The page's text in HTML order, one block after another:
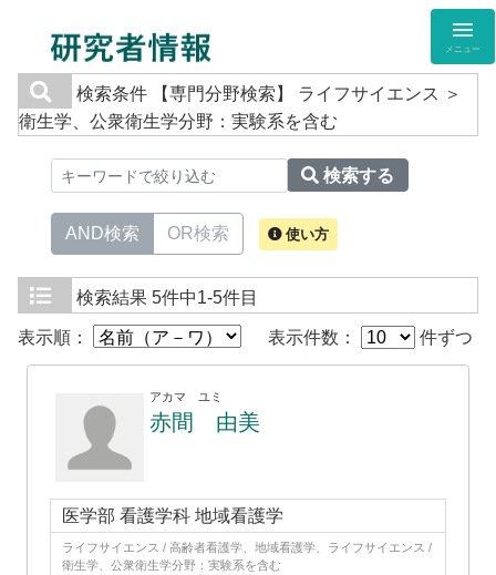
メニュー
検索条件
【専門分野検索】 ライフサイエンス ＞
衛生学、公衆衛生学分野：実験系を含む
検索する
AND検索 OR検索 使い方
検索結果 5件中1-5件目
表示順： 表示件数： 件ずつ
アカマ ユミ
赤間 由美
医学部 看護学科 地域看護学
ライフサイエンス / 高齢者看護学、地域看護学、ライフサイエンス /
衛生学、公衆衛生学分野：実験系を含む